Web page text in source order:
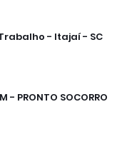
- Itajaí - SC
- PRONTO SOCORRO